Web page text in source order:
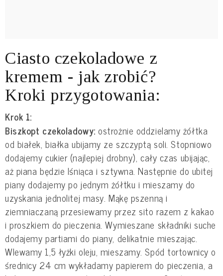
Ciasto czekoladowe z
kremem - jak zrobić?
Kroki przygotowania:
Krok 1:
Biszkopt czekoladowy: ostrożnie oddzielamy żółtka
od białek, białka ubijamy ze szczyptą soli. Stopniowo
dodajemy cukier (najlepiej drobny), cały czas ubijając,
aż piana będzie lśniąca i sztywna. Następnie do ubitej
piany dodajemy po jednym żółtku i mieszamy do
uzyskania jednolitej masy. Mąkę pszenną i
ziemniaczaną przesiewamy przez sito razem z kakao
i proszkiem do pieczenia. Wymieszane składniki suche
dodajemy partiami do piany, delikatnie mieszając.
Wlewamy 1,5 łyżki oleju, mieszamy. Spód tortownicy o
średnicy 24 cm wykładamy papierem do pieczenia, a